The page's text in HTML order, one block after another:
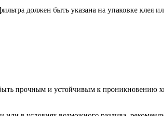
должен быть указана на упаковке клея
прочным и устойчивым к проникновению